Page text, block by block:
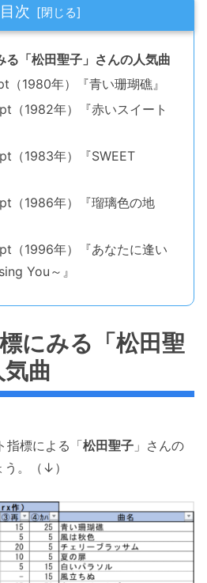
目次
る「松田聖子」さんの人気曲
（1980年）『青い珊瑚礁』
（1982年）『赤いスイート
（1983年）『SWEET
（1986年）『瑠璃色の地
（1996年）『あなたに逢い
You～』
にみる「松田聖
曲
指標による「松田聖子 」さんの
。（↓）